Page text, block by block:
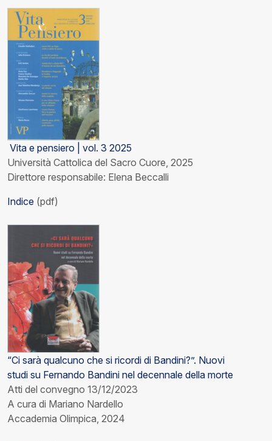
Vita e pensiero | vol. 3 2025
Università Cattolica del Sacro Cuore, 2025
Direttore responsabile: Elena Beccalli
Indice (pdf)
“Ci sarà qualcuno che si ricordi di Bandini?”. Nuovi
studi su Fernando Bandini nel decennale della morte
Atti del convegno 13/12/2023
A cura di Mariano Nardello
Accademia Olimpica, 2024